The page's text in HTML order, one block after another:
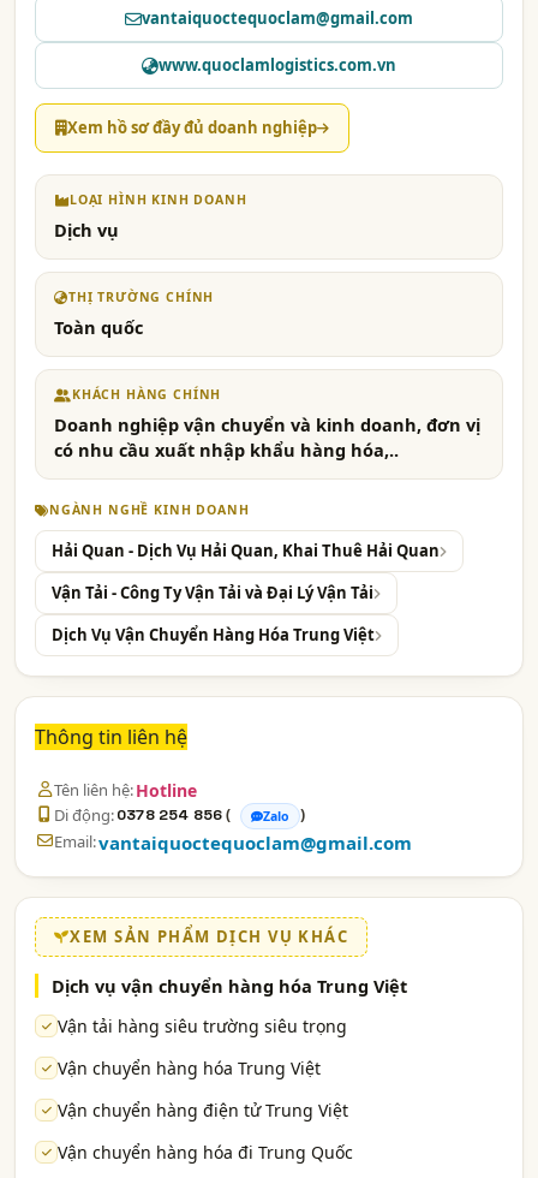
vantaiquoctequoclam@gmail.com
www.quoclamlogistics.com.vn
Xem hồ sơ đầy đủ doanh nghiệp
LOẠI HÌNH KINH DOANH
Dịch vụ
THỊ TRƯỜNG CHÍNH
Toàn quốc
KHÁCH HÀNG CHÍNH
Doanh nghiệp vận chuyển và kinh doanh, đơn vị
có nhu cầu xuất nhập khẩu hàng hóa,..
NGÀNH NGHỀ KINH DOANH
Hải Quan - Dịch Vụ Hải Quan, Khai Thuê Hải Quan
Vận Tải - Công Ty Vận Tải và Đại Lý Vận Tải
Dịch Vụ Vận Chuyển Hàng Hóa Trung Việt
Thông tin liên hệ
Tên liên hệ:Hotline
Di động:0378 254 856( Zalo )
Email:vantaiquoctequoclam@gmail.com
XEM SẢN PHẨM DỊCH VỤ KHÁC
Dịch vụ vận chuyển hàng hóa Trung Việt
Vận tải hàng siêu trường siêu trọng
Vận chuyển hàng hóa Trung Việt
Vận chuyển hàng điện tử Trung Việt
Vận chuyển hàng hóa đi Trung Quốc